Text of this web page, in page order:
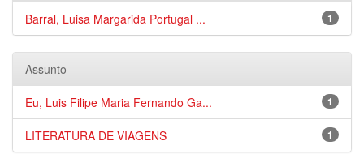
1
Barral, Luisa Margarida Portugal ...
Assunto
1
Eu, Luis Filipe Maria Fernando Ga...
1
LITERATURA DE VIAGENS